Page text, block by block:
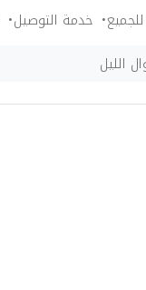
خدمة التوصيل
الليل